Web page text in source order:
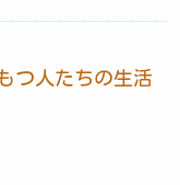
つ人たちの生活